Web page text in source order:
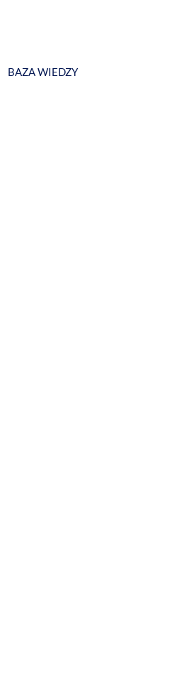
BAZA WIEDZY